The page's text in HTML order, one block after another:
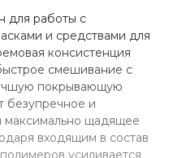
для работы с
и средствами для
консистенция
смешивание с
покрывающую
безупречное и
щадящее
входящим в состав
усиливается